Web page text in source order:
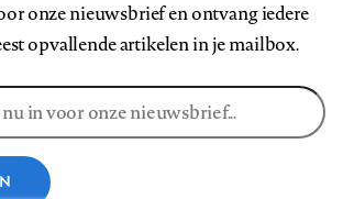
onze nieuwsbrief en ontvang iedere
opvallende artikelen in je mailbox.